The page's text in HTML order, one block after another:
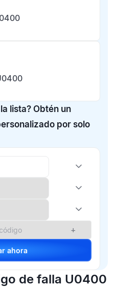
lista? Obtén un
por solo
+
Solicitar ahora
de falla U0400